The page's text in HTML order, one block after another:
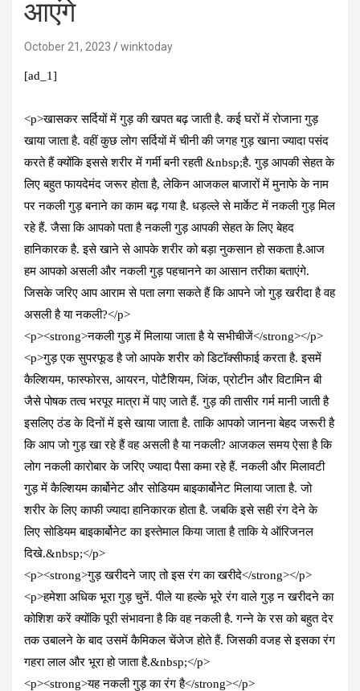
आएंगे
October 21, 2023 winktoday
[ad_1]
<p>खासकर सर्दियों में गुड़ की खपत बढ़ जाती है. कई घरों में रोजाना गुड़
खाया जाता है. वहीं कुछ लोग सर्दियों में चीनी की जगह गुड़ खाना ज्यादा पसंद
करते हैं क्योंकि इससे शरीर में गर्मी बनी रहती &nbsp;है. गुड़ आपकी सेहत के
लिए बहुत फायदेमंद जरूर होता है, लेकिन आजकल बाजारों में मुनाफे के नाम
पर नकली गुड़ बनाने का काम बढ़ गया है. धड़ल्ले से मार्केट में नकली गुड़ मिल
रहे हैं. जैसा कि आपको पता है नकली गुड़ आपकी सेहत के लिए बेहद
हानिकारक है. इसे खाने से आपके शरीर को बड़ा नुकसान हो सकता है.आज
हम आपको असली और नकली गुड़ पहचानने का आसान तरीका बताएंगे.
जिसके जरिए आप आराम से पता लगा सकते हैं कि आपने जो गुड़ खरीदा है वह
असली है या नकली?</p>
<p><strong>नकली गुड़ में मिलाया जाता है ये सभीचीजें</strong></p>
<p>गुड़ एक सुपरफूड है जो आपके शरीर को डिटॉक्सीफाई करता है. इसमें
कैल्शियम, फास्फोरस, आयरन, पोटैशियम, जिंक, प्रोटीन और विटामिन बी
जैसे पोषक तत्व भरपूर मात्रा में पाए जाते हैं. गुड़ की तासीर गर्म मानी जाती है
इसलिए ठंड के दिनों में इसे खाया जाता है. ताकि आपको जानना बेहद जरूरी है
कि आप जो गुड़ खा रहे हैं वह असली है या नकली? आजकल समय ऐसा है कि
लोग नकली कारोबार के जरिए ज्यादा पैसा कमा रहे हैं. नकली और मिलावटी
गुड़ में कैल्शियम कार्बोनेट और सोडियम बाइकार्बोनेट मिलाया जाता है. जो
शरीर के लिए काफी ज्यादा हानिकारक होता है. जबकि इसे सही रंग देने के
लिए सोडियम बाइकार्बोनेट का इस्तेमाल किया जाता है ताकि ये ऑरिजनल
दिखे.&nbsp;</p>
<p><strong>गुड़ खरीदने जाए तो इस रंग का खरीदे</strong></p>
<p>हमेशा अधिक भूरा गुड़ चुनें. पीले या हल्के भूरे रंग वाले गुड़ न खरीदने का
कोशिश करें क्योंकि पूरी संभावना है कि वह नकली है. गन्ने के रस को बहुत देर
तक उबालने के बाद उसमें कैमिकल चेंजेज होते हैं. जिसकी वजह से इसका रंग
गहरा लाल और भूरा हो जाता है.&nbsp;</p>
<p><strong>यह नकली गुड़ का रंग है</strong></p>